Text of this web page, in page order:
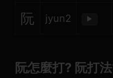
阮 jyun2 ▶
阮怎麼打? 阮打